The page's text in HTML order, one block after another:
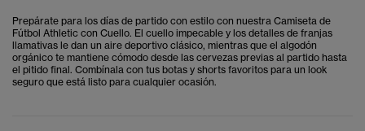
Prepárate para los días de partido con estilo con nuestra Camiseta de
Fútbol Athletic con Cuello. El cuello impecable y los detalles de franjas
llamativas le dan un aire deportivo clásico, mientras que el algodón
orgánico te mantiene cómodo desde las cervezas previas al partido hasta
el pitido final. Combínala con tus botas y shorts favoritos para un look
seguro que está listo para cualquier ocasión.